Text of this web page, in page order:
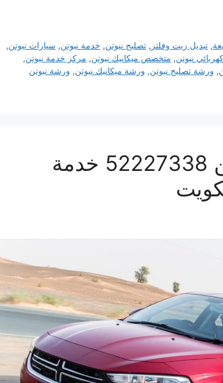
,تبديل زيت وفلتر ,تصليح نيوتن, خدمة نيوتن, سيارات نيوتن,
كهربائي نيوتن, متخصص ميكانيك نيوتن, مركز خدمة نيوتن,
, ورشة تصليح نيوتن, ورشة ميكانيك نيوتن, ورشة نيوتن
افضل خدمة سيارات نيوتن 52227338 خدمة